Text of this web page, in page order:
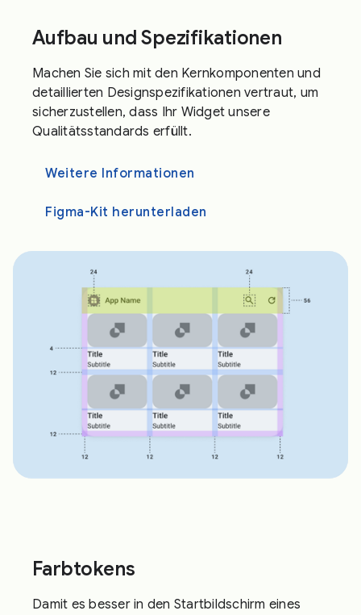
Aufbau und Spezifikationen
Machen Sie sich mit den Kernkomponenten und
detaillierten Designspezifikationen vertraut, um
sicherzustellen, dass Ihr Widget unsere
Qualitätsstandards erfüllt.
Weitere Informationen
Figma-Kit herunterladen
Farbtokens
Damit es besser in den Startbildschirm eines